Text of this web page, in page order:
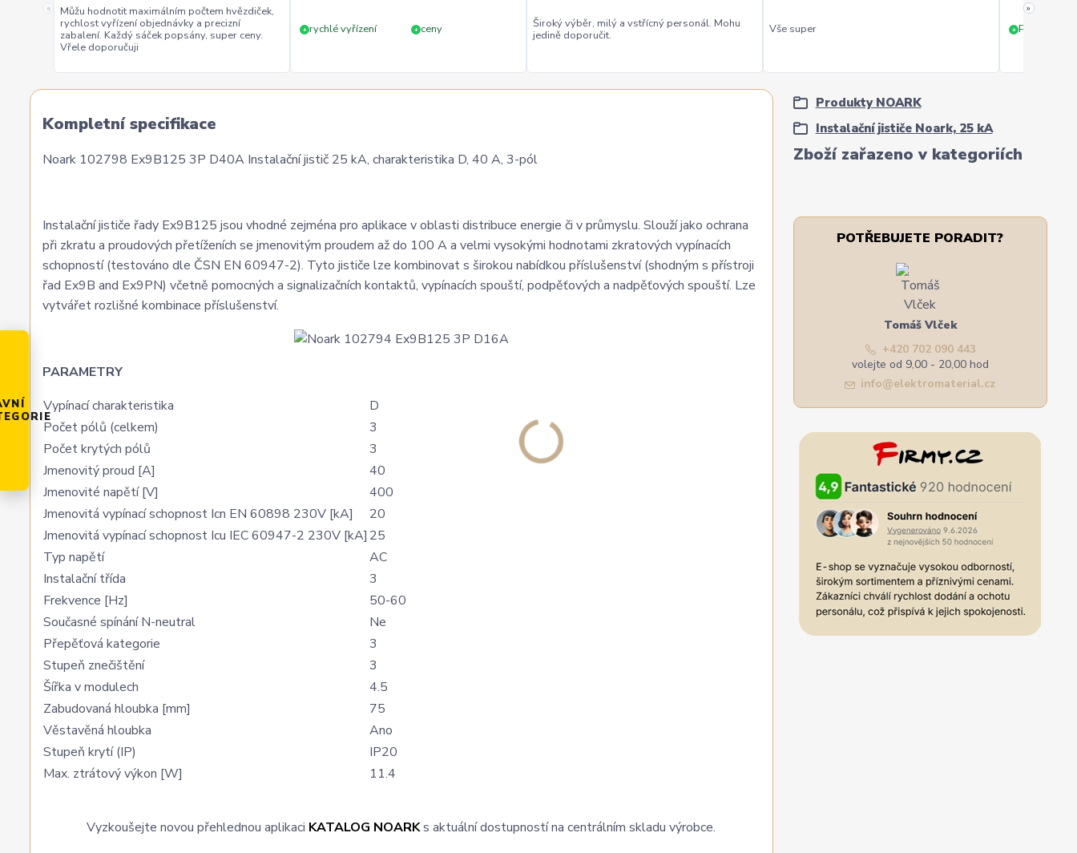
«
Můžu hodnotit maximálním počtem hvězdiček,
rychlost vyřízení objednávky a precizní
zabalení. Každý sáček popsány, super ceny.
Vřele doporučuji
+ rychlé vyřízení + ceny
Široký výběr, milý a vstřícný personál. Mohu
jedině doporučit.
Vše super + PERFEKTNÍ
»
Kompletní specifikace
Noark 102798 Ex9B125 3P D40A Instalační jistič 25 kA, charakteristika D, 40 A, 3-pól
Instalační jističe řady Ex9B125 jsou vhodné zejména pro aplikace v oblasti distribuce energie či v průmyslu. Slouží jako ochrana
při zkratu a proudových přetíženích se jmenovitým proudem až do 100 A a velmi vysokými hodnotami zkratových vypínacích
schopností (testováno dle ČSN EN 60947-2). Tyto jističe lze kombinovat s širokou nabídkou příslušenství (shodným s přístroji
řad Ex9B and Ex9PN) včetně pomocných a signalizačních kontaktů, vypínacích spouští, podpěťových a nadpěťových spouští. Lze
vytvářet rozlišné kombinace příslušenství.
PARAMETRY
Vypínací charakteristika
D
Počet pólů (celkem)
3
Počet krytých pólů
3
Jmenovitý proud [A]
40
Jmenovité napětí [V]
400
Jmenovitá vypínací schopnost Icn EN 60898 230V [kA]
20
Jmenovitá vypínací schopnost Icu IEC 60947-2 230V [kA] 25
Typ napětí
AC
Instalační třída
3
Frekvence [Hz]
50-60
Současné spínání N-neutral
Ne
Přepěťová kategorie
3
Stupeň znečištění
3
Šířka v modulech
4.5
Zabudovaná hloubka [mm]
75
Věstavěná hloubka
Ano
Stupeň krytí (IP)
IP20
Max. ztrátový výkon [W]
11.4
Vyzkoušejte novou přehlednou aplikaci KATALOG NOARKs aktuální dostupností na centrálním skladu výrobce.
Zboží zařazeno v kategoriích
Produkty NOARK
Instalační jističe Noark, 25 kA
POTŘEBUJETE PORADIT?
Tomáš Vlček
+420 702 090 443
volejte od 9,00 - 20,00 hod
info@elektromaterial.cz